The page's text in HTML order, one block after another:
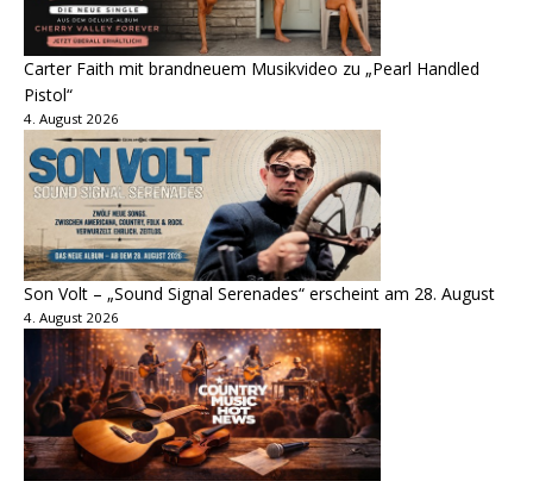
Carter Faith mit brandneuem Musikvideo zu „Pearl Handled
Pistol“
4. August 2026
Son Volt – „Sound Signal Serenades“ erscheint am 28. August
4. August 2026